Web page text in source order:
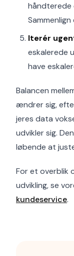
håndterede
Iterér
eskalerede
have
Balancen
ændrer sig,
jeres data
udvikler sig.
løbende at
For et overblik
udvikling, se
kundeservice.